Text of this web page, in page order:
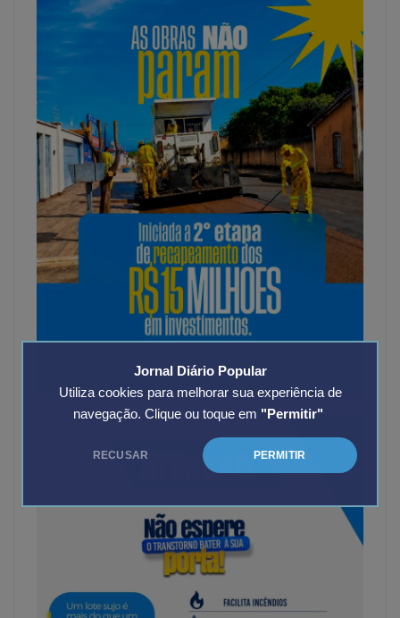
Jornal Diário Popular
Utiliza cookies para melhorar sua experiência de
navegação. Clique ou toque em "Permitir"
RECUSAR PERMITIR